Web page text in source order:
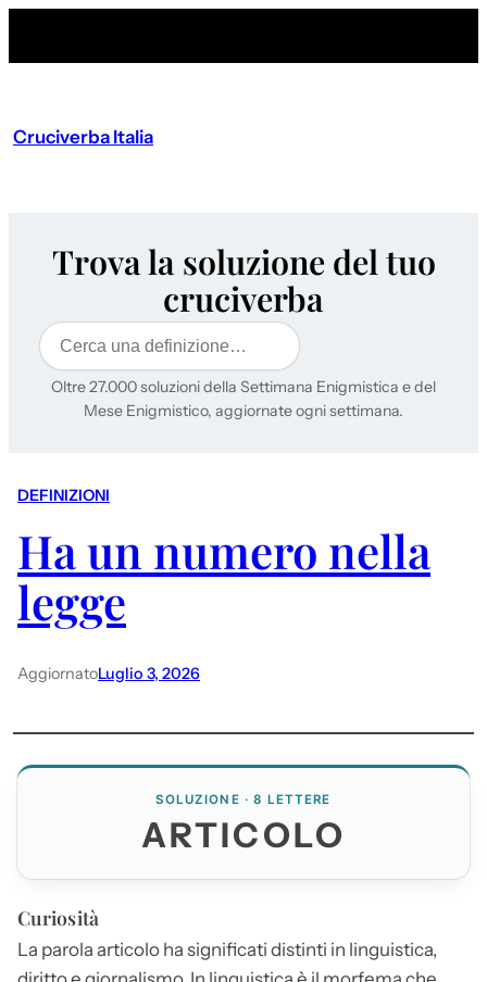
Cruciverba Italia
Trova la soluzione del tuo
cruciverba
Cerca
Oltre 27.000 soluzioni della Settimana Enigmistica e del
Mese Enigmistico, aggiornate ogni settimana.
DEFINIZIONI
Ha un numero nella
legge
AggiornatoLuglio 3, 2026
SOLUZIONE · 8 LETTERE
ARTICOLO
Curiosità
La parola articolo ha significati distinti in linguistica,